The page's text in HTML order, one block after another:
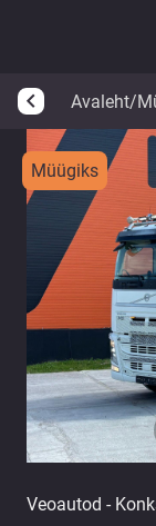
arrow_back_ios Avaleht/
Müügiks
Veoautod -